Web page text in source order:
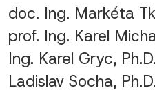
doc. Ing. Markéta
prof. Ing. Karel
Ing. Karel Gryc, Ph.D.
Ladislav Socha, Ph.D.